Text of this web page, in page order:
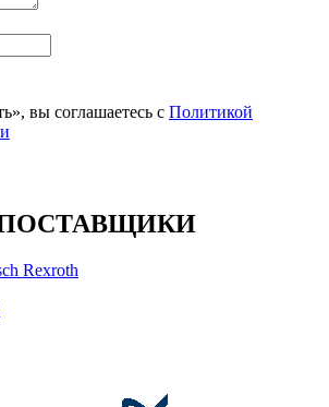
вы соглашаетесь с Политикой
Rexroth